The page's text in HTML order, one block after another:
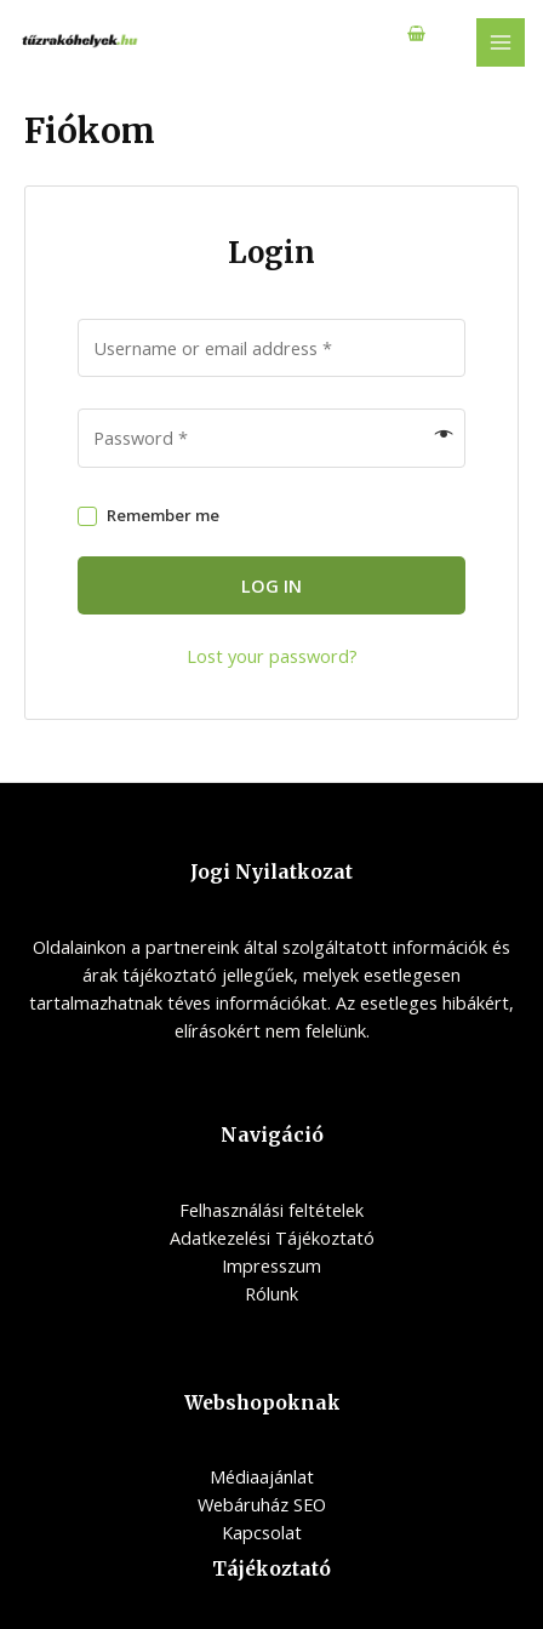
Fiókom
Login
Remember me
LOG IN
Lost your password?
Jogi Nyilatkozat
Oldalainkon a partnereink által szolgáltatott információk és
árak tájékoztató jellegűek, melyek esetlegesen
tartalmazhatnak téves információkat. Az esetleges hibákért,
elírásokért nem felelünk.
Navigáció
Felhasználási feltételek
Adatkezelési Tájékoztató
Impresszum
Rólunk
Webshopoknak
Médiaajánlat
Webáruház SEO
Kapcsolat
Tájékoztató